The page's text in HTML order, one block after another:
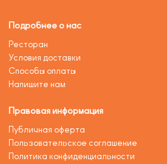
Подробнее о нас
Ресторан
Условия доставки
Способы оплаты
Напишите нам
Правовая информация
Публичная оферта
Пользовательское соглашение
Политика конфиденциальности